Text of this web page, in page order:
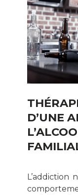
D’UNE
L’addiction n’est pas un simple problème